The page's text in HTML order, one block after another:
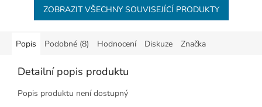
ZOBRAZIT VŠECHNY SOUVISEJÍCÍ PRODUKTY
Popis Podobné (8) Hodnocení Diskuze Značka
Detailní popis produktu
Popis produktu není dostupný